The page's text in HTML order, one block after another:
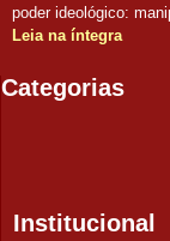
poder ideológico:
Leia na íntegra
Categorias
Institucional